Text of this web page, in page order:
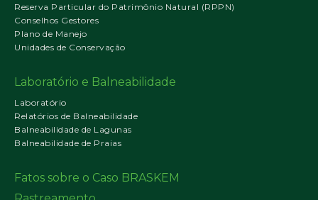
Reserva Particular do Patrimônio Natural (RPPN)
Conselhos Gestores
Plano de Manejo
Unidades de Conservação
Laboratório e Balneabilidade
Laboratório
Relatórios de Balneabilidade
Balneabilidade de Lagunas
Balneabilidade de Praias
Fatos sobre o Caso BRASKEM